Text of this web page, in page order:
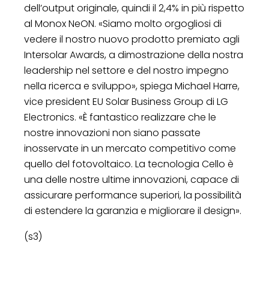
dell’output originale, quindi il 2,4% in più rispetto
al Monox NeON. «Siamo molto orgogliosi di
vedere il nostro nuovo prodotto premiato agli
Intersolar Awards, a dimostrazione della nostra
leadership nel settore e del nostro impegno
nella ricerca e sviluppo», spiega Michael Harre,
vice president EU Solar Business Group di LG
Electronics. «È fantastico realizzare che le
nostre innovazioni non siano passate
inosservate in un mercato competitivo come
quello del fotovoltaico. La tecnologia Cello è
una delle nostre ultime innovazioni, capace di
assicurare performance superiori, la possibilità
di estendere la garanzia e migliorare il design».
(s3)